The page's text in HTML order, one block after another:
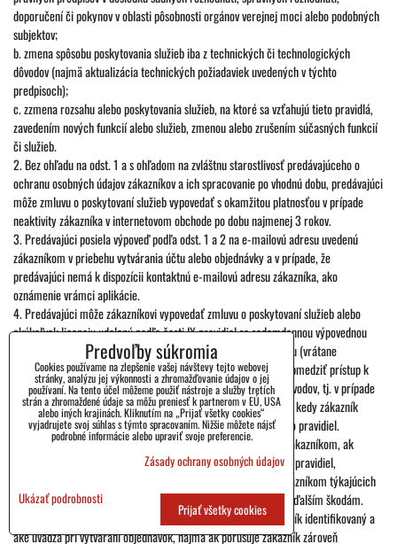
doporučení či pokynov v oblasti pôsobnosti orgánov verejnej moci alebo podobných
subjektov;
b. zmena spôsobu poskytovania služieb iba z technických či technologických
dôvodov (najmä aktualizácia technických požiadaviek uvedených v týchto
predpisoch);
c. zzmena rozsahu alebo poskytovania služieb, na ktoré sa vzťahujú tieto pravidlá,
zavedením nových funkcií alebo služieb, zmenou alebo zrušením súčasných funkcií
či služieb.
2. Bez ohľadu na odst. 1 a s ohľadom na zvláštnu starostlivosť predávajúceho o
ochranu osobných údajov zákazníkov a ich spracovanie po vhodnú dobu, predávajúci
môže zmluvu o poskytovaní služieb vypovedať s okamžitou platnosťou v prípade
neaktivity zákazníka v internetovom obchode po dobu najmenej 3 rokov.
3. Predávajúci posiela výpoveď podľa odst. 1 a 2 na e-mailovú adresu uvedenú
zákazníkom v priebehu vytvárania účtu alebo objednávky a v prípade, že
predávajúci nemá k dispozícii kontaktnú e-mailovú adresu zákazníka, ako
oznámenie vrámci aplikácie.
4. Predávajúci môže zákazníkovi vypovedať zmluvu o poskytovaní služieb alebo
akúkoľvek licenciu udelenú podľa časti IX pravidiel so sedemdennou výpovednou
lehotou a/alebo mu zamedziť v používaní internetového obchodu (vrátane
prostredníctvom aplikácie) a vytváranie objednávok, taktiež i obmedziť prístup k
časti alebo celému obsahu internetového obchodu z vážnych dôvodov, tj. v prípade
hrubého porušenia týchto pravidiel zákazníkom, tj. v prípadoch, kedy zákazník
porušuje ustanovenia časti II odst. 7. písm. a, c, d, e, h, i, j týchto pravidiel.
5. Z dôvodov, tj. v prípade hrubého porušenia týchto pravidiel zákazníkom, ak
zákazník porušil ustanovení časti II odst. 7. písm f nebo g týchto pravidiel,
predávajúci môže obmedziť prijímanie ponúk ponúknutých zákazníkom týkajúcich
sa konkrétneho spôsobu platby alebo dodania, aby sa zabránilo ďalším škodám.
Toto ustanovenie platí bez ohľadu na to, akými údajmi je zákazník identifikovaný a
aké uvádza pri vytváraní objednávok, najmä ak porušuje zákazník zároveň
Predvoľby súkromia
Cookies používame na zlepšenie vašej návštevy tejto webovej
stránky, analýzu jej výkonnosti a zhromažďovanie údajov o jej
používaní. Na tento účel môžeme použiť nástroje a služby tretích
strán a zhromaždené údaje sa môžu preniesť k partnerom v EÚ, USA
alebo iných krajinách. Kliknutím na „Prijať všetky cookies“
vyjadrujete svoj súhlas s týmto spracovaním. Nižšie môžete nájsť
podrobné informácie alebo upraviť svoje preferencie.
Zásady ochrany osobných údajov
Ukázať podrobnosti
Prijať všetky cookies